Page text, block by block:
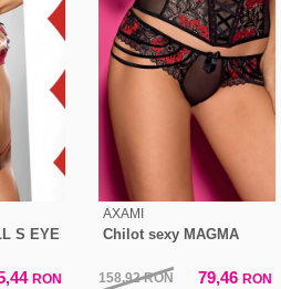
S EYE
RON
AXAMI
Chilot sexy MAGMA
158,92RON 79,46 RON